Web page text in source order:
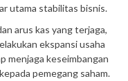
utama stabilitas bisnis.
arus kas yang terjaga,
ekspansi usaha
menjaga keseimbangan
pemegang saham.